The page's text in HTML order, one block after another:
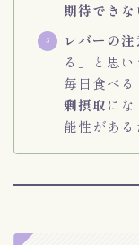
期待できな
レバーの注
る」と思
毎日食べる
剰摂取に
能性がある